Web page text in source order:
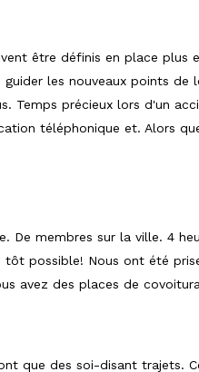
être définis en place plus
les nouveaux points de
Temps précieux lors d'un
téléphonique et. Alors
membres sur la ville. 4
possible! Nous ont été
avez des places de
que des soi-disant trajets.